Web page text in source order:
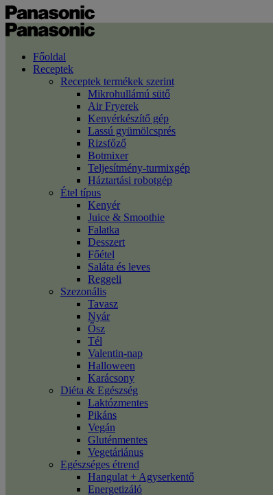
Főoldal
Receptek
Receptek termékek szerint
Mikrohullámú sütő
Air Fryerek
Kenyérkészítő gép
Lassú gyümölcsprés
Rizsfőző
Botmixer
Teljesítmény-turmixgép
Háztartási robotgép
Étel típus
Kenyér
Juice & Smoothie
Falatka
Desszert
Főétel
Saláta és leves
Reggeli
Szezonális
Tavasz
Nyár
Ősz
Tél
Valentin-nap
Halloween
Karácsony
Diéta & Egészség
Laktózmentes
Pikáns
Vegán
Gluténmentes
Vegetáriánus
Egészséges étrend
Hangulat + Agyserkentő
Energetizáló